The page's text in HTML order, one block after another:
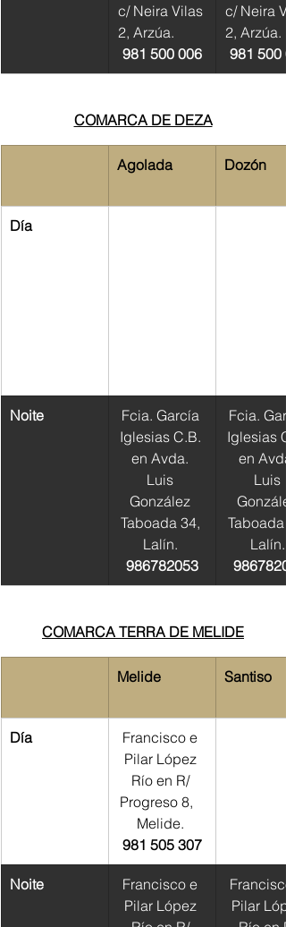
c/ Neira Vilas
2, Arzúa.
981 500 006
c/ Neira
2,
981 500
COMARCA DE DEZA
Agolada Dozón
Día
Noite
Fcia. García
Iglesias C.B.
en Avda.
Luis
González
Taboada 34,
Lalín.
986782053
Fcia.
Iglesias
en
Luis
Taboada
Lalín.
COMARCA TERRA DE MELIDE
Melide ​Santiso
​Día
Francisco e
Pilar López
Río en R/
Progreso 8,
Melide.
981 505 307
Noite
Francisco e
Pilar López
Pilar